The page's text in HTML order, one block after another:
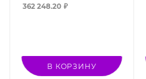
362 248.20 ₽
В КОРЗИНУ